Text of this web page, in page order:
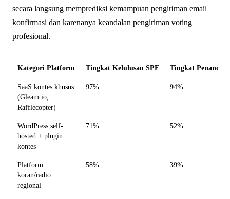
secara langsung memprediksi kemampuan pengiriman email
konfirmasi dan karenanya keandalan pengiriman voting
profesional.
Kategori Platform Tingkat Kelulusan SPF Tingkat
SaaS kontes khusus
(Gleam.io,
Rafflecopter)
97% 94%
WordPress self-
hosted + plugin
kontes
71% 52%
Platform
koran/radio
regional
58% 39%